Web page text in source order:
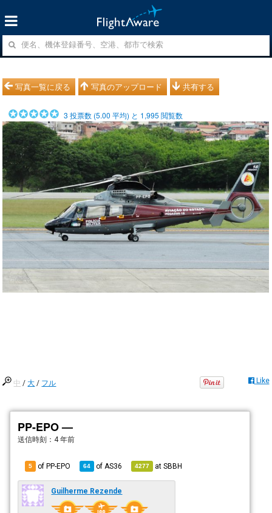
写真一覧に戻る 写真のアップロード 共有する
3 投票数 (5.00 平均) と 1,995 閲覧数
中 /大 / フル Like
PP-EPO —
送信時刻： 4 年前
5 of PP-EPO 64 of AS36 4277 atSBBH
Guilherme Rezende